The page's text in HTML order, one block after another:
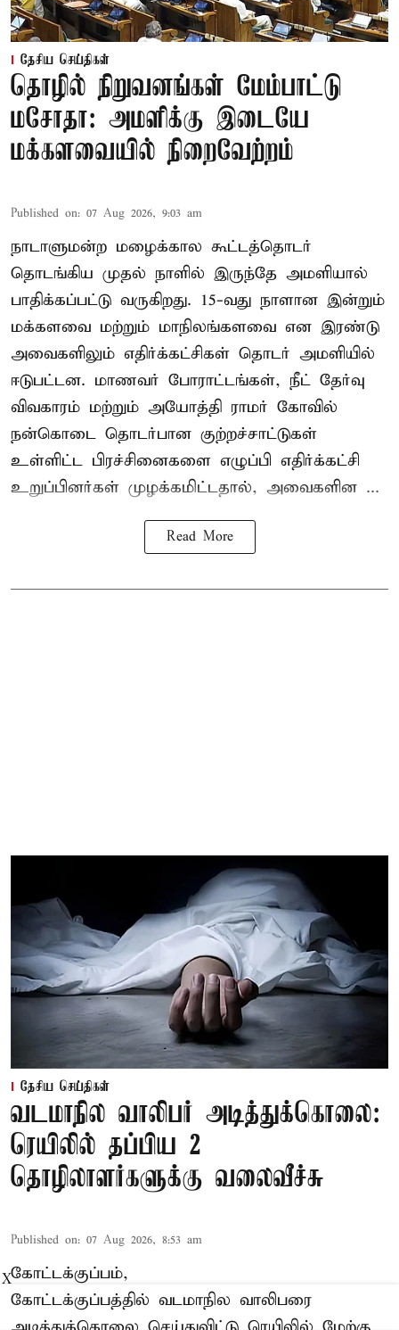
தேசிய செய்திகள்
தொழில் நிறுவனங்கள் மேம்பாட்டு
மசோதா: அமளிக்கு இடையே
மக்களவையில் நிறைவேற்றம்
Published on: 07 Aug 2026, 9:03 am
நாடாளுமன்ற மழைக்கால கூட்டத்தொடர்
தொடங்கிய முதல் நாளில் இருந்தே அமளியால்
பாதிக்கப்பட்டு வருகிறது. 15-வது நாளான இன்றும்
மக்களவை மற்றும் மாநிலங்களவை என இரண்டு
அவைகளிலும் எதிர்க்கட்சிகள் தொடர் அமளியில்
ஈடுபட்டன. மாணவர் போராட்டங்கள், நீட் தேர்வு
விவகாரம் மற்றும் அயோத்தி ராமர் கோவில்
நன்கொடை தொடர்பான குற்றச்சாட்டுகள்
உள்ளிட்ட பிரச்சினைகளை எழுப்பி எதிர்க்கட்சி
உறுப்பினர்கள் முழக்கமிட்டதால், அவைகளின ...
Read More
தேசிய செய்திகள்
வடமாநில வாலிபர் அடித்துக்கொலை:
ரெயிலில் தப்பிய 2
தொழிலாளர்களுக்கு வலைவீச்சு
Published on: 07 Aug 2026, 8:53 am
கோட்டக்குப்பம்,
கோட்டக்குப்பத்தில் வடமாநில வாலிபரை
X